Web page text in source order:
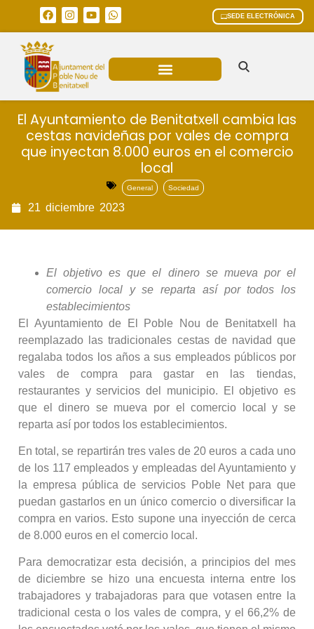
SEDE ELECTRÓNICA
El Ayuntamiento de Benitatxell cambia las
cestas navideñas por vales de compra
que inyectan 8.000 euros en el comercio
local
General Sociedad
21 diciembre 2023
El objetivo es que el dinero se mueva por el
comercio local y se reparta así por todos los
establecimientos
El Ayuntamiento de El Poble Nou de Benitatxell ha
reemplazado las tradicionales cestas de navidad que
regalaba todos los años a sus empleados públicos por
vales de compra para gastar en las tiendas,
restaurantes y servicios del municipio. El objetivo es
que el dinero se mueva por el comercio local y se
reparta así por todos los establecimientos.
En total, se repartirán tres vales de 20 euros a cada uno
de los 117 empleados y empleadas del Ayuntamiento y
la empresa pública de servicios Poble Net para que
puedan gastarlos en un único comercio o diversificar la
compra en varios. Esto supone una inyección de cerca
de 8.000 euros en el comercio local.
Para democratizar esta decisión, a principios del mes
de diciembre se hizo una encuesta interna entre los
trabajadores y trabajadoras para que votasen entre la
tradicional cesta o los vales de compra, y el 66,2% de